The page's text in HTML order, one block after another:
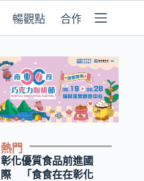
暢觀點 合作媒體
熱門
彰化優質食品前進國
際 「食食在在彰化